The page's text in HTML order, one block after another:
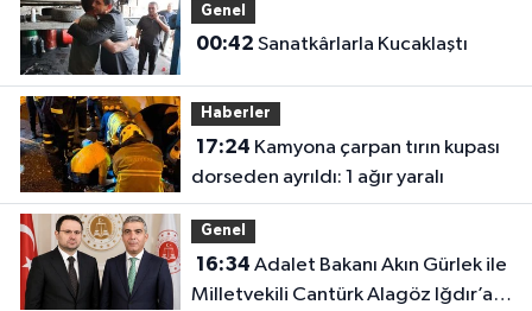
Genel
00:42 Sanatkârlarla Kucaklaştı
Haberler
17:24
dorseden ayrıldı: 1 ağır yaralı
Genel
16:34
Milletvekili Cantürk Alagöz Iğdır’a